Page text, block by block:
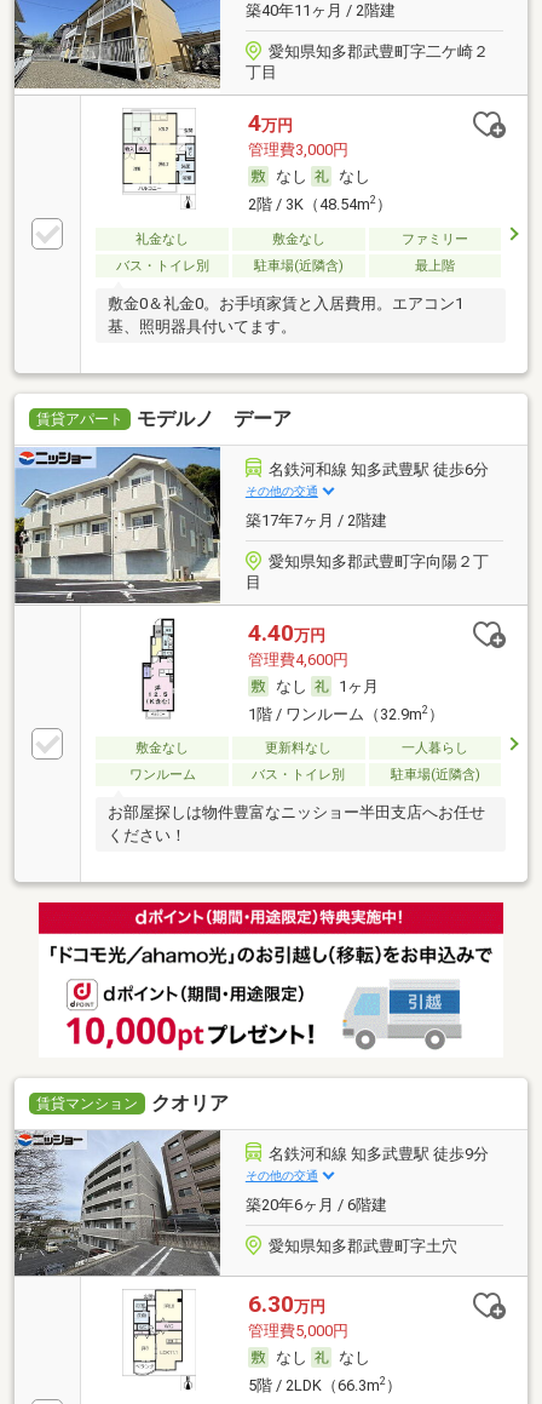
築40年11ヶ月 / 2階建
愛知県知多郡武豊町字二ケ崎２
丁目
4万円
管理費3,000円
なし
なし
2階 / 3K（48.54m2）
礼金なし 敷金なし
ファミリー
バス・トイレ別
駐車場(近隣含) 最上階
敷金0＆礼金0。お手頃家賃と入居費用。エアコン1
基、照明器具付いてます。
賃貸アパート モデルノ デーア
名鉄河和線 知多武豊駅 徒歩6分
その他の交通
築17年7ヶ月 / 2階建
愛知県知多郡武豊町字向陽２丁
目
4.40万円
管理費4,600円
なし
1ヶ月
1階 / ワンルーム（32.9m2）
敷金なし 更新料なし
一人暮らし
ワンルーム
バス・トイレ別 駐車場(近隣含)
お部屋探しは物件豊富なニッショー半田支店へお任せ
ください！
賃貸マンション クオリア
名鉄河和線 知多武豊駅 徒歩9分
その他の交通
築20年6ヶ月 / 6階建
愛知県知多郡武豊町字土穴
6.30万円
管理費5,000円
なし
なし
5階 / 2LDK（66.3m2）